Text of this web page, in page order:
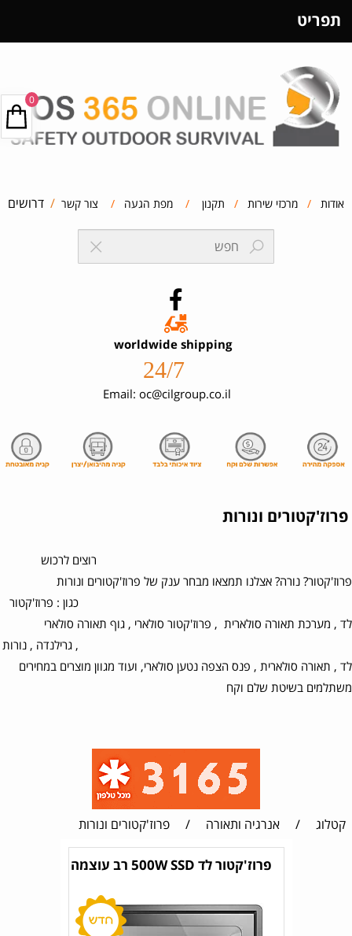
אודות / מרכזי שירות / תקנון / מפת הגעה / צור קשר / דרושים
worldwide shipping
24/7
תפריט
פרוז'קטורים ונורות
רוצים לרכוש
פרוז'קטור? נורה? אצלנו תמצאו מבחר ענק של פרוז'קטורים ונורות
כגון : פרוז'קטור
לד , מערכת תאורה סולארית , פרוז'קטור סולארי , גוף תאורה סולארי
, גרילנדה , נורות
לד , תאורה סולארית , פנס הצפה נטען סולארי, ועוד מגוון מוצרים במחירים
משתלמים בשיטת שלם וקח
קטלוג / אנרגיה ותאורה / פרוז'קטורים ונורות
0
פרוז'קטור לד 500W SSD רב עוצמה